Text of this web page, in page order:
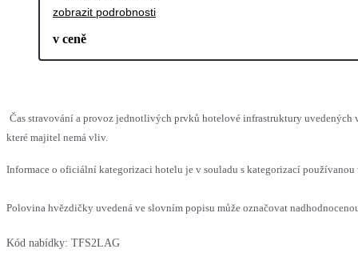
zobrazit podrobnosti
v ceně
Čas stravování a provoz jednotlivých prvků hotelové infrastruktury uvedených
které majitel nemá vliv.
Informace o oficiální kategorizaci hotelu je v souladu s kategorizací
Polovina hvězdičky uvedená ve slovním popisu může označovat
Kód nabídky: TFS2LAG